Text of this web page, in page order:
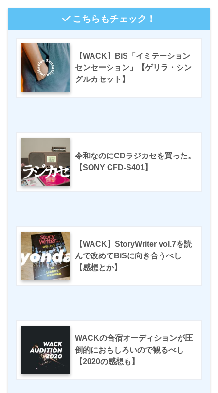
こちらもチェック！
【WACK】BiS「イミテーション
センセーション」【ゲリラ・シン
グルカセット】
令和なのにCDラジカセを買った。
【SONY CFD-S401】
【WACK】StoryWriter vol.7を読
んで改めてBiSに向き合うべし
【感想とか】
WACKの合宿オーディションが圧
倒的におもしろいので観るべし
【2020の感想も】